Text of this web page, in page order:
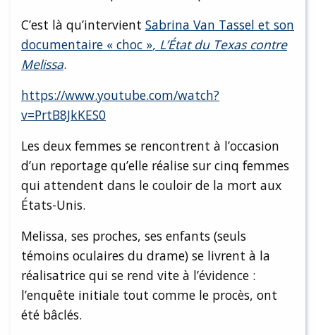
C’est là qu’intervient Sabrina Van Tassel et son
documentaire « choc », L’État du Texas contre
Melissa.
https://www.youtube.com/watch?
v=PrtB8JkKES0
Les deux femmes se rencontrent à l’occasion
d’un reportage qu’elle réalise sur cinq femmes
qui attendent dans le couloir de la mort aux
États-Unis.
Melissa, ses proches, ses enfants (seuls
témoins oculaires du drame) se livrent à la
réalisatrice qui se rend vite à l’évidence :
l’enquête initiale tout comme le procès, ont
été bâclés.